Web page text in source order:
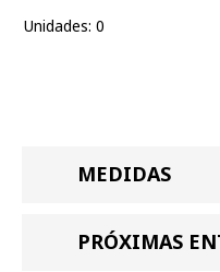
Unidades: 0
MEDIDAS
PRÓXIMAS